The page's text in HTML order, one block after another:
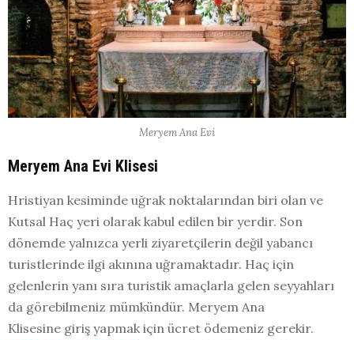
Meryem Ana Evi
Meryem Ana Evi Klisesi
Hristiyan kesiminde uğrak noktalarından biri olan ve
Kutsal Haç yeri olarak kabul edilen bir yerdir. Son
dönemde yalnızca yerli ziyaretçilerin değil yabancı
turistlerinde ilgi akınına uğramaktadır. Haç için
gelenlerin yanı sıra turistik amaçlarla gelen seyyahları
da görebilmeniz mümkündür. Meryem Ana
Klisesine giriş yapmak için ücret ödemeniz gerekir.